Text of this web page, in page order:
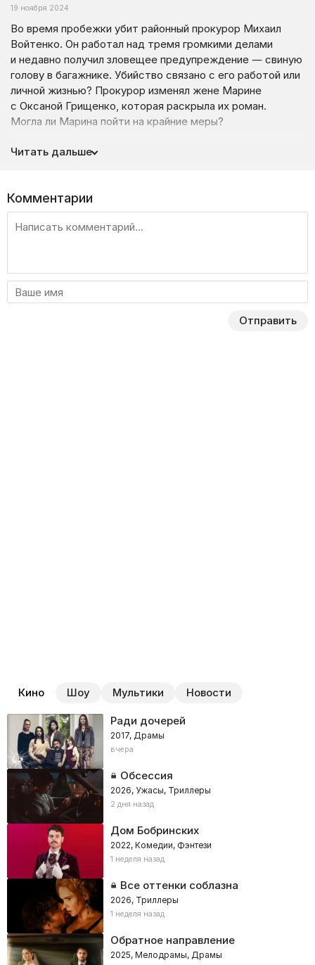
19 ноября 2024
Во время пробежки убит районный прокурор Михаил
Войтенко. Он работал над тремя громкими делами
и недавно получил зловещее предупреждение — свиную
голову в багажнике. Убийство связано с его работой или
личной жизнью? Прокурор изменял жене Марине
с Оксаной Грищенко, которая раскрыла их роман.
Могла ли Марина пойти на крайние меры?
Liveam.tv.
Читать дальше
Комментарии
Отправить
Кино Шоу Мультики Новости
Ради дочерей
2017, Драмы
вчера
Обсессия
2026, Ужасы, Триллеры
2 дня назад
Дом Бобринских
2022, Комедии, Фэнтези
1 неделя назад
Все оттенки соблазна
2026, Триллеры
1 неделя назад
Обратное направление
2025, Мелодрамы, Драмы